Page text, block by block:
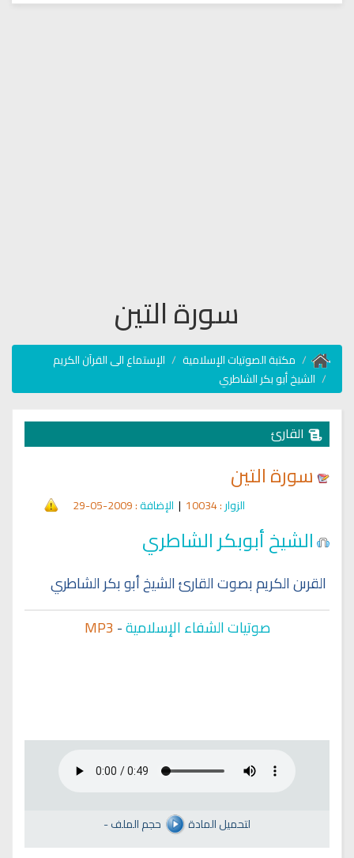
سورة التين
مكتبة الصوتيات الإسلامية
الإستماع الى القرآن الكريم
الشيخ أبو بكر الشاطري
القارئ
سورة التين
الزوار: 10034
| الإضافة: 2009-05-29
الشيخ أبوبكر الشاطري
القرىن الكريم بصوت القارئ الشيخ أبو بكر الشاطري
صوتيات الشفاء الإسلامية-
MP3
- لتحميل المادة حجم الملف